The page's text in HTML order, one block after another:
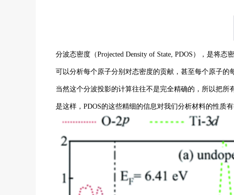
分波态密度（Projected Density of State, PDOS），是将
可以分析每个原子分别对态密度的贡献，甚至每个原子的
当然这个分波投影的计算往往不是完全精确的，所以把
是这样，PDOS的这些精细的信息对我们分析材料的性质